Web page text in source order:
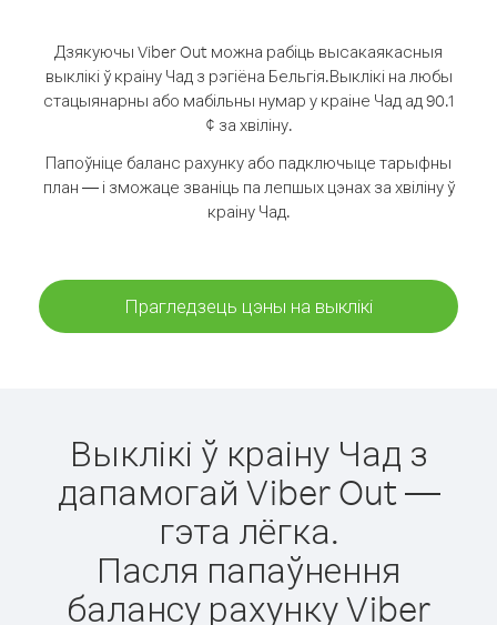
Дзякуючы Viber Out можна рабіць высакаякасныя
выклікі ў краіну Чад з рэгіёна Бельгія.Выклікі на любы
стацыянарны або мабільны нумар у краіне Чад ад 90.1
¢ за хвіліну.
Папоўніце баланс рахунку або падключыце тарыфны
план — і зможаце званіць па лепшых цэнах за хвіліну ў
краіну Чад.
Прагледзець цэны на выклікі
Выклікі ў краіну Чад з
дапамогай Viber Out —
гэта лёгка.
Пасля папаўнення
балансу рахунку Viber